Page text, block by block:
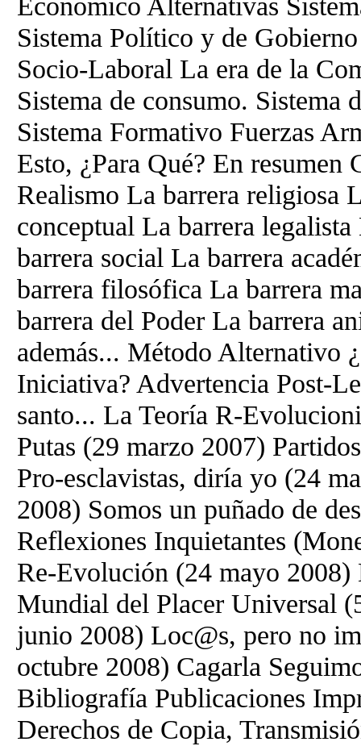
Sistema Político y de
Socio-Laboral La era de la
Sistema de consumo. Sistema
Sistema Formativo Fuerzas
Esto, ¿Para Qué? En resumen
Realismo La barrera religiosa
conceptual La barrera
barrera social La barrera
barrera filosófica La barrera
barrera del Poder La barrera
además... Método Alternativo
Iniciativa? Advertencia Post-
santo... La Teoría R-
Putas (29 marzo 2007)
Pro-esclavistas, diría yo (24
2008) Somos un puñado de
Reflexiones Inquietantes
Re-Evolución (24 mayo
Mundial del Placer Universal
junio 2008) Loc@s, pero no
octubre 2008) Cagarla
Bibliografía Publicaciones
Derechos de Copia,